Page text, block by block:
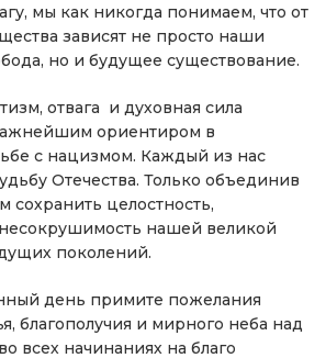
мы как никогда понимаем, что от
зависят не просто наши
но и будущее существование.
отвага и духовная сила
ориентиром в
с нацизмом. Каждый из нас
Отечества. Только объединив
сохранить целостность,
нашей великой
поколений.
день примите пожелания
благополучия и мирного неба над
всех начинаниях на благо